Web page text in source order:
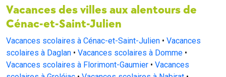
Vacances des villes aux alentours de
Cénac-et-Saint-Julien
Vacances scolaires à Cénac-et-Saint-Julien • Vacances
scolaires à Daglan • Vacances scolaires à Domme •
Vacances scolaires à Florimont-Gaumier • Vacances